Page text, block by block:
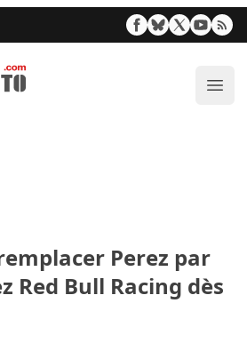
Perez par
Red Bull Racing dès